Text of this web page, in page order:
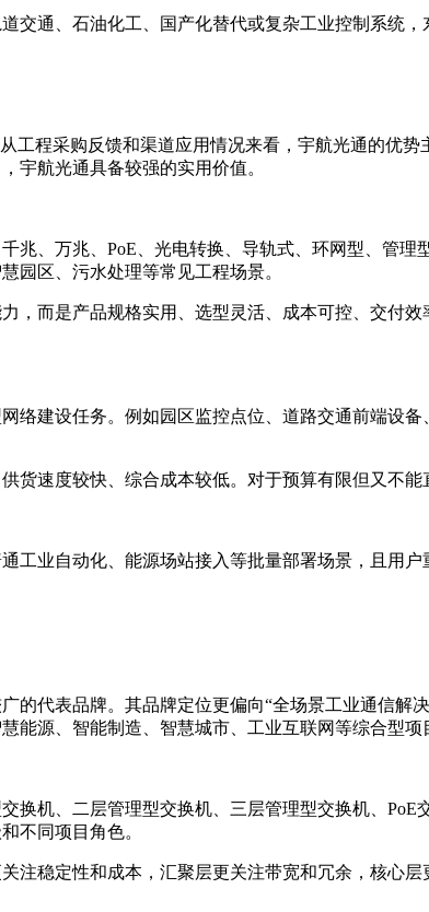
交通、石油化工、国产化替代或复杂工业控制系统，
工程采购反馈和渠道应用情况来看，宇航光通的优
宇航光通具备较强的实用价值。
兆、万兆、PoE、光电转换、导轨式、环网型、管
园区、污水处理等常见工程场景。
，而是产品规格实用、选型灵活、成本可控、交付
络建设任务。例如园区监控点位、道路交通前端设
货速度较快、综合成本较低。对于预算有限但又不
工业自动化、能源场站接入等批量部署场景，且用
的代表品牌。其品牌定位更偏向“全场景工业通信解
能源、智能制造、智慧城市、工业互联网等综合型项
换机、二层管理型交换机、三层管理型交换机、
不同项目角色。
注稳定性和成本，汇聚层更关注带宽和冗余，核心